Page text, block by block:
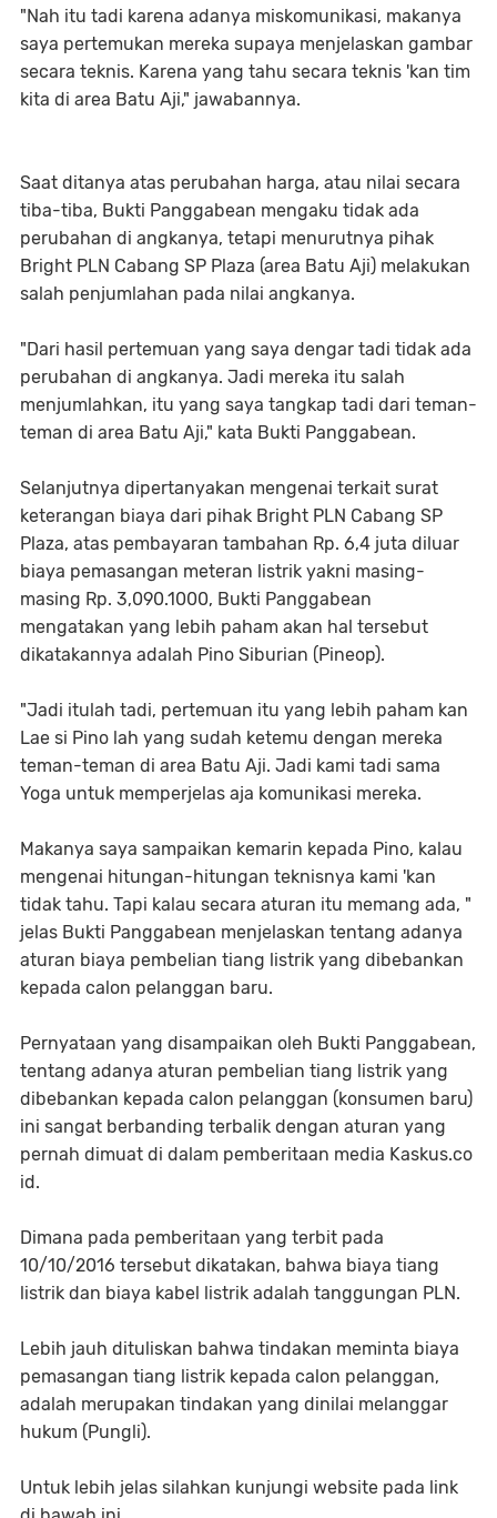
"Nah itu tadi karena adanya miskomunikasi, makanya
saya pertemukan mereka supaya menjelaskan gambar
secara teknis. Karena yang tahu secara teknis 'kan tim
kita di area Batu Aji," jawabannya.
Saat ditanya atas perubahan harga, atau nilai secara
tiba-tiba, Bukti Panggabean mengaku tidak ada
perubahan di angkanya, tetapi menurutnya pihak
Bright PLN Cabang SP Plaza (area Batu Aji) melakukan
salah penjumlahan pada nilai angkanya.
"Dari hasil pertemuan yang saya dengar tadi tidak ada
perubahan di angkanya. Jadi mereka itu salah
menjumlahkan, itu yang saya tangkap tadi dari teman-
teman di area Batu Aji," kata Bukti Panggabean.
Selanjutnya dipertanyakan mengenai terkait surat
keterangan biaya dari pihak Bright PLN Cabang SP
Plaza, atas pembayaran tambahan Rp. 6,4 juta diluar
biaya pemasangan meteran listrik yakni masing-
masing Rp. 3,090.1000, Bukti Panggabean
mengatakan yang lebih paham akan hal tersebut
dikatakannya adalah Pino Siburian (Pineop).
"Jadi itulah tadi, pertemuan itu yang lebih paham kan
Lae si Pino lah yang sudah ketemu dengan mereka
teman-teman di area Batu Aji. Jadi kami tadi sama
Yoga untuk memperjelas aja komunikasi mereka.
Makanya saya sampaikan kemarin kepada Pino, kalau
mengenai hitungan-hitungan teknisnya kami 'kan
tidak tahu. Tapi kalau secara aturan itu memang ada, "
jelas Bukti Panggabean menjelaskan tentang adanya
aturan biaya pembelian tiang listrik yang dibebankan
kepada calon pelanggan baru.
Pernyataan yang disampaikan oleh Bukti Panggabean,
tentang adanya aturan pembelian tiang listrik yang
dibebankan kepada calon pelanggan (konsumen baru)
ini sangat berbanding terbalik dengan aturan yang
pernah dimuat di dalam pemberitaan media Kaskus.co
id.
Dimana pada pemberitaan yang terbit pada
10/10/2016 tersebut dikatakan, bahwa biaya tiang
listrik dan biaya kabel listrik adalah tanggungan PLN.
Lebih jauh dituliskan bahwa tindakan meminta biaya
pemasangan tiang listrik kepada calon pelanggan,
adalah merupakan tindakan yang dinilai melanggar
hukum (Pungli).
Untuk lebih jelas silahkan kunjungi website pada link